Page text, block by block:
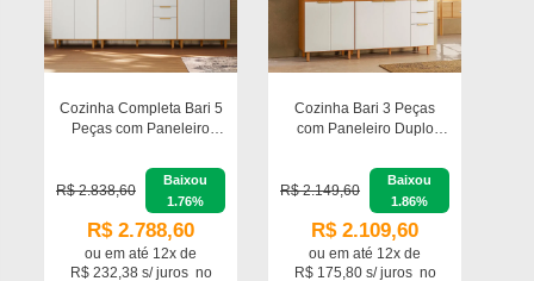
Cozinha Completa Bari 5
Peças com Paneleiro
Móveis
R$ 2.838,60
Baixou
1.76%
R$ 2.788,60
ou em até 12x de
R$ 232,38 s/ juros no
Cozinha Bari 3 Peças
com Paneleiro Duplo
Tampo e Aéreo 120cm
Poliman Móveis
R$ 2.149,60
Baixou
1.86%
R$ 2.109,60
ou em até 12x de
R$ 175,80 s/ juros no